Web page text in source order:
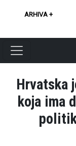
ARHIVA +
Hrvatska
koja ima